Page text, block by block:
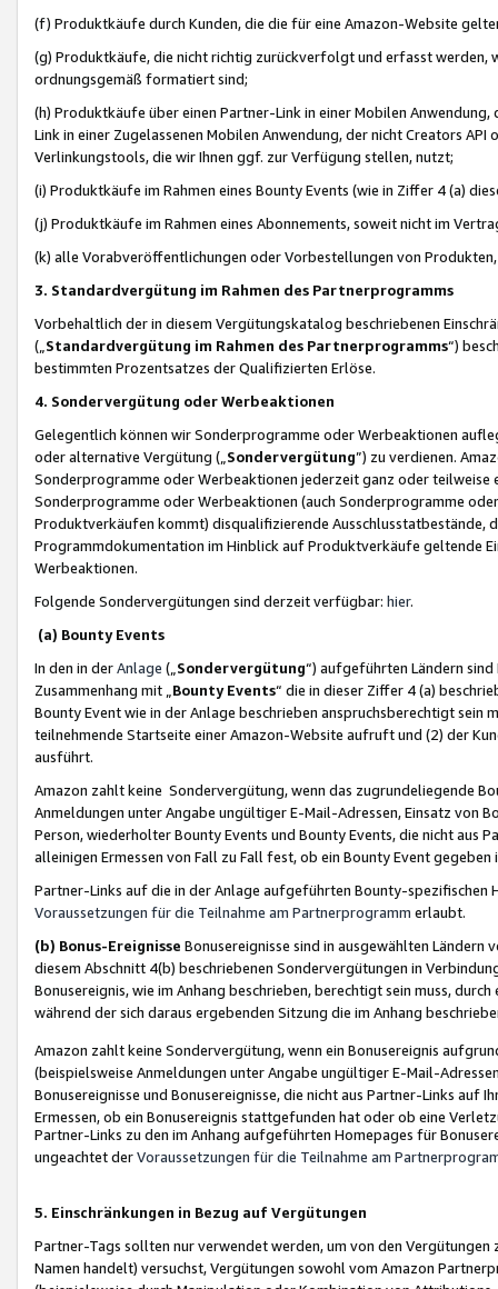
(f) Produktkäufe durch Kunden, die die für eine Amazon-Website
(g) Produktkäufe, die nicht richtig zurückverfolgt und erfasst werden,
ordnungsgemäß formatiert sind;
(h) Produktkäufe über einen Partner-Link in einer Mobilen
Link in einer Zugelassenen Mobilen Anwendung, der nicht Creators
Verlinkungstools, die wir Ihnen ggf. zur Verfügung stellen, nutzt;
(i) Produktkäufe im Rahmen eines Bounty Events (wie in Ziffer 4 (a)
(j) Produktkäufe im Rahmen eines Abonnements, soweit nicht im
(k) alle Vorabveröffentlichungen oder Vorbestellungen von
3. Standardvergütung im Rahmen des Partnerprogramms
Vorbehaltlich der in diesem Vergütungskatalog beschriebenen
(„ Standardvergütung im Rahmen des Partnerprogramms“)
bestimmten Prozentsatzes der Qualifizierten Erlöse.
4. Sondervergütung oder Werbeaktionen
Gelegentlich können wir Sonderprogramme oder Werbeaktionen
oder alternative Vergütung („ Sondervergütung”) zu verdienen.
Sonderprogramme oder Werbeaktionen jederzeit ganz oder
Sonderprogramme oder Werbeaktionen (auch Sonderprogramme
Produktverkäufen kommt) disqualifizierende Ausschlusstatbestände,
Programmdokumentation im Hinblick auf Produktverkäufe geltende
Werbeaktionen.
Folgende Sondervergütungen sind derzeit verfügbar: hier.
(a) Bounty Events
In den in derAnlage („ Sondervergütung“) aufgeführten Ländern
Zusammenhang mit „ Bounty Events“ die in dieser Ziffer 4 (a)
Bounty Event wie in der Anlage beschrieben anspruchsberechtigt sein
teilnehmende Startseite einer Amazon-Website aufruft und (2) der
ausführt.
Amazon zahlt keine Sondervergütung, wenn das zugrundeliegende
Anmeldungen unter Angabe ungültiger E-Mail-Adressen, Einsatz von
Person, wiederholter Bounty Events und Bounty Events, die nicht
alleinigen Ermessen von Fall zu Fall fest, ob ein Bounty Event
Partner-Links auf die in der Anlage aufgeführten Bounty-spezifischen
Voraussetzungen für die Teilnahme am Partnerprogramm erlaubt.
(b) Bonus-Ereignisse Bonusereignisse sind in ausgewählten Ländern
diesem Abschnitt 4(b) beschriebenen Sondervergütungen in
Bonusereignis, wie im Anhang beschrieben, berechtigt sein muss,
während der sich daraus ergebenden Sitzung die im Anhang
Amazon zahlt keine Sondervergütung, wenn ein Bonusereignis
(beispielsweise Anmeldungen unter Angabe ungültiger E-Mail-
Bonusereignisse und Bonusereignisse, die nicht aus Partner-Links auf
Ermessen, ob ein Bonusereignis stattgefunden hat oder ob eine
Partner-Links zu den im Anhang aufgeführten Homepages für
ungeachtet derVoraussetzungen für die Teilnahme am
5. Einschränkungen in Bezug auf Vergütungen
Partner-Tags sollten nur verwendet werden, um von den
Namen handelt) versuchst, Vergütungen sowohl vom Amazon